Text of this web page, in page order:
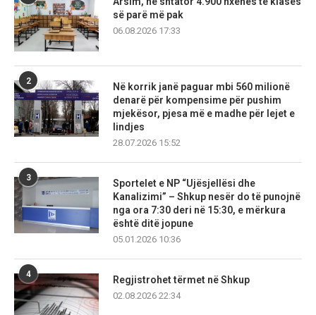
së parë më pak
06.08.2026 17:33
2
Në korrik janë paguar mbi 560 milionë
denarë për kompensime për pushim
mjekësor, pjesa më e madhe për lejet e
lindjes
28.07.2026 15:52
3
Sportelet e NP “Ujësjellësi dhe
Kanalizimi” – Shkup nesër do të punojnë
nga ora 7:30 deri në 15:30, e mërkura
është ditë jopune
05.01.2026 10:36
4
Regjistrohet tërmet në Shkup
02.08.2026 22:34